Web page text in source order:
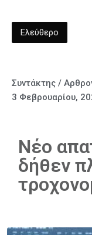
Ελεύθερο
Συντάκτης /
3 Φεβρουαρίου,
Νέο
δήθεν